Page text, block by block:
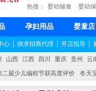
热搜： 婴幼辅食 婴幼
孕妇用品 婴童店
心 ┆ 供求招商代理 ┆ 开店指导 ┆
山西 江西 四川 重庆 贵州
云
届少儿编程节获高度评价
冬天
母婴产品比较特殊。”
妇幼广场